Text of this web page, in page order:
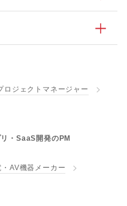
ロジェクトマネージャー
・SaaS開発のPM
・AV機器メーカー